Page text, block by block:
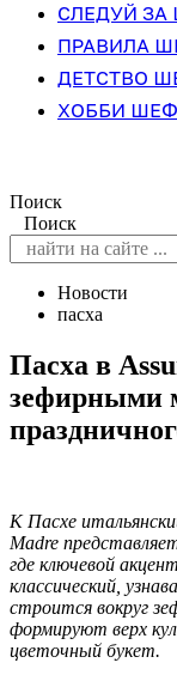
СЛЕДУЙ
ПРАВИЛА
ДЕТСТВО
ХОББИ
Поиск
Поиск
Новости
пасха
Пасха в
зефирными
К Пасхе
Madre
где ключевой
классический,
строится вокруг
формируют верх
цветочный букет.